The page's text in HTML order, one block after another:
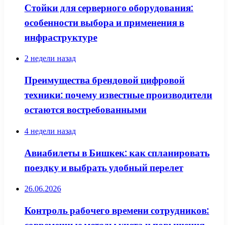
Стойки для серверного оборудования:
особенности выбора и применения в
инфраструктуре
2 недели назад
Преимущества брендовой цифровой
техники: почему известные производители
остаются востребованными
4 недели назад
Авиабилеты в Бишкек: как спланировать
поездку и выбрать удобный перелет
26.06.2026
Контроль рабочего времени сотрудников: